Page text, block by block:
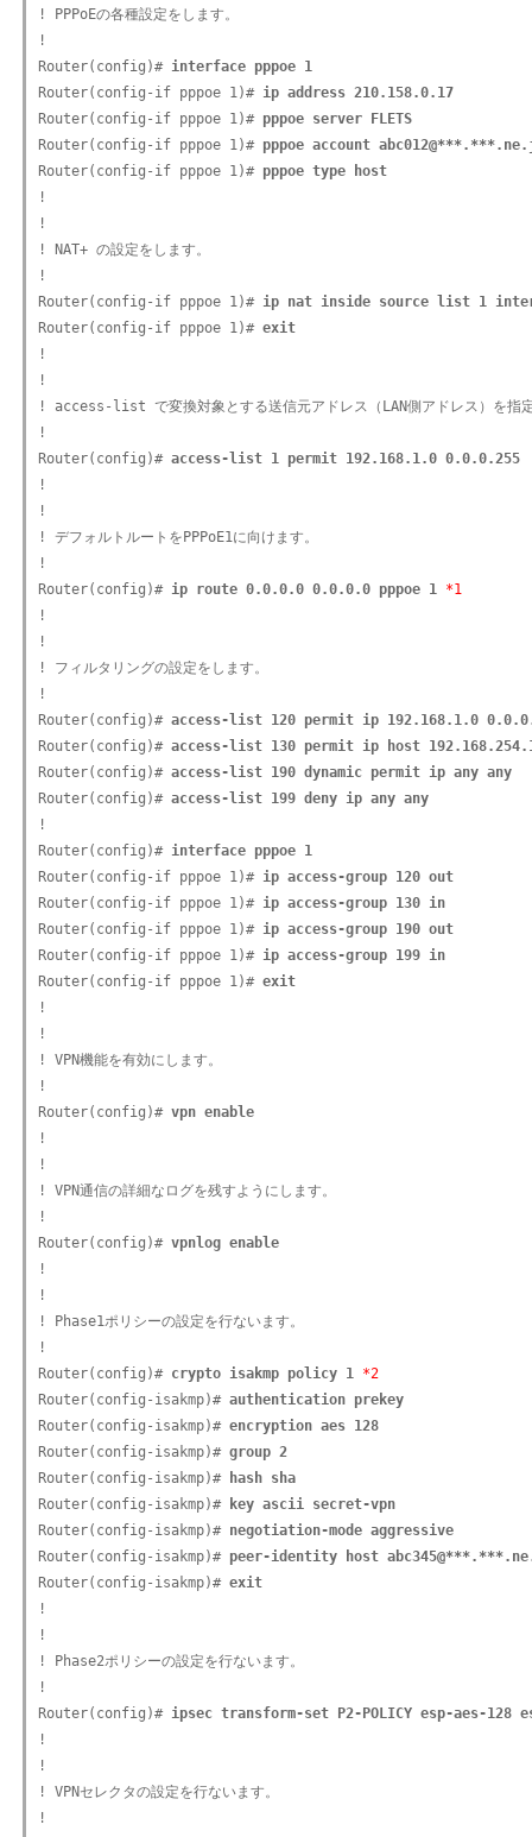
! PPPoEの各種設定をします。
!
Router(config)# interface pppoe 1
Router(config-if pppoe 1)# ip address 210.158.0.17
Router(config-if pppoe 1)# pppoe server FLETS
Router(config-if pppoe 1)# pppoe account
Router(config-if pppoe 1)# pppoe type host
!
!
! NAT+ の設定をします。
!
Router(config-if pppoe 1)# ip nat inside source list 1
Router(config-if pppoe 1)# exit
!
!
! access-list で変換対象とする送信元アドレス（LAN側アドレス）を指
!
Router(config)# access-list 1 permit 192.168.1.0 0.0.0.255
!
!
! デフォルトルートをPPPoE1に向けます。
!
Router(config)# ip route 0.0.0.0 0.0.0.0 pppoe 1 *1
!
!
! フィルタリングの設定をします。
!
Router(config)# access-list 120 permit ip 192.168.1.0
Router(config)# access-list 130 permit ip host
Router(config)# access-list 190 dynamic permit ip any any
Router(config)# access-list 199 deny ip any any
!
Router(config)# interface pppoe 1
Router(config-if pppoe 1)# ip access-group 120 out
Router(config-if pppoe 1)# ip access-group 130 in
Router(config-if pppoe 1)# ip access-group 190 out
Router(config-if pppoe 1)# ip access-group 199 in
Router(config-if pppoe 1)# exit
!
!
! VPN機能を有効にします。
!
Router(config)# vpn enable
!
!
! VPN通信の詳細なログを残すようにします。
!
Router(config)# vpnlog enable
!
!
! Phase1ポリシーの設定を行ないます。
!
Router(config)# crypto isakmp policy 1 *2
Router(config-isakmp)# authentication prekey
Router(config-isakmp)# encryption aes 128
Router(config-isakmp)# group 2
Router(config-isakmp)# hash sha
Router(config-isakmp)# key ascii secret-vpn
Router(config-isakmp)# negotiation-mode aggressive
Router(config-isakmp)# peer-identity host
Router(config-isakmp)# exit
!
!
! Phase2ポリシーの設定を行ないます。
!
Router(config)# ipsec transform-set P2-POLICY esp-aes-128
!
!
! VPNセレクタの設定を行ないます。
!